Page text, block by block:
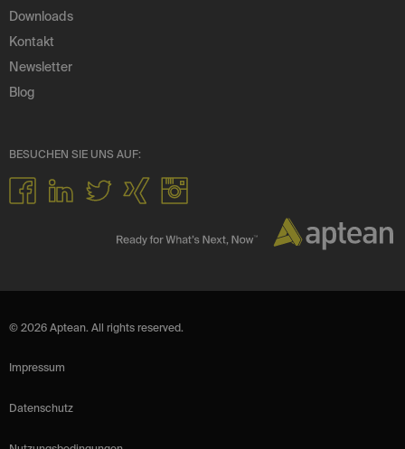
Downloads
Kontakt
Newsletter
Blog
BESUCHEN SIE UNS AUF:
© 2026 Aptean. All rights reserved.
Impressum
Datenschutz